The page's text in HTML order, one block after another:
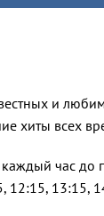
и
хиты всех
час
12:15, 13:15,